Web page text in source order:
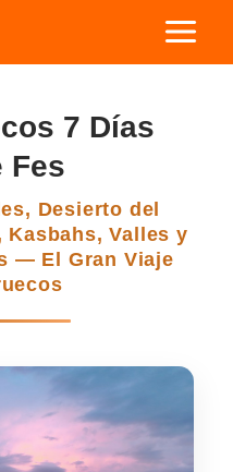
Main
7 Días
Fes
Desierto del
Kasbahs, Valles y
— El Gran Viaje